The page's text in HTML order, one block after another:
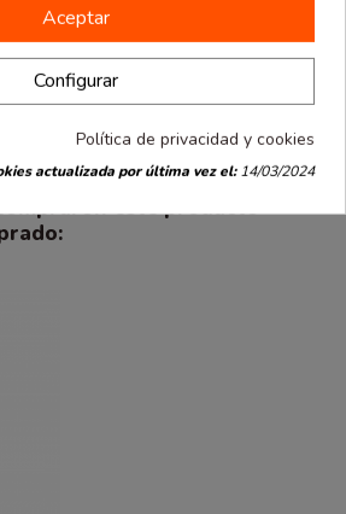
con el medio ambiente
farmacia, óptica, clínicas de
detalles y regalos.
este producto
Aceptar
Configurar
Política de privacidad y cookies
actualizada por última vez el:14/03/2024